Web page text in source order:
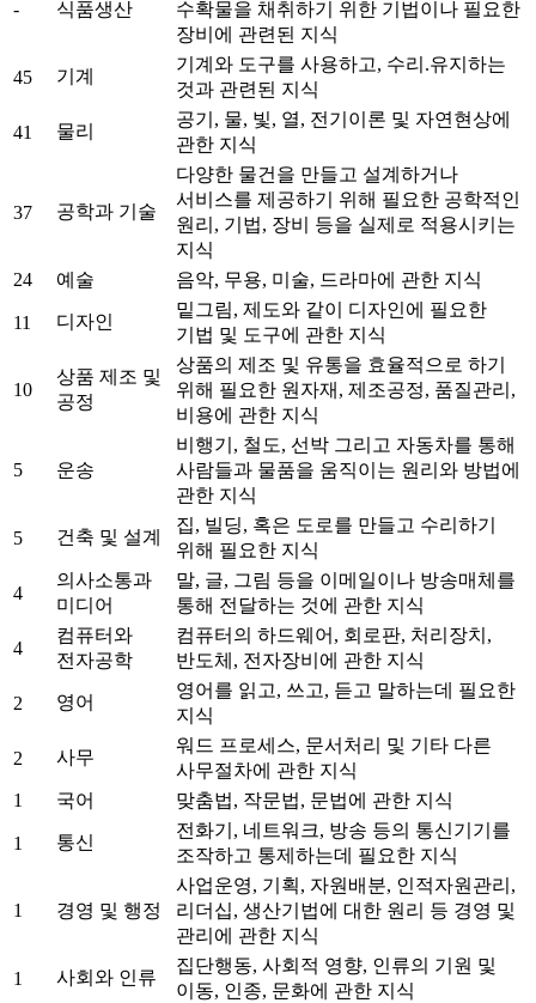
- 식품생산
수확물을 채취하기 위한 기법이나 필요한
장비에 관련된 지식
45 기계
기계와 도구를 사용하고, 수리.유지하는
것과 관련된 지식
41 물리
공기, 물, 빛, 열, 전기이론 및 자연현상에
관한 지식
37 공학과 기술
다양한 물건을 만들고 설계하거나
서비스를 제공하기 위해 필요한 공학적인
원리, 기법, 장비 등을 실제로 적용시키는
지식
24
예술 음악, 무용, 미술, 드라마에 관한 지식
11 디자인
밑그림, 제도와 같이 디자인에 필요한
기법 및 도구에 관한 지식
10
상품 제조 및
공정
상품의 제조 및 유통을 효율적으로 하기
위해 필요한 원자재, 제조공정, 품질관리,
비용에 관한 지식
5 운송
비행기, 철도, 선박 그리고 자동차를 통해
사람들과 물품을 움직이는 원리와 방법에
관한 지식
5 건축 및 설계
집, 빌딩, 혹은 도로를 만들고 수리하기
위해 필요한 지식
4
의사소통과
미디어
말, 글, 그림 등을 이메일이나 방송매체를
통해 전달하는 것에 관한 지식
4
컴퓨터와
전자공학
컴퓨터의 하드웨어, 회로판, 처리장치,
반도체, 전자장비에 관한 지식
2 영어
영어를 읽고, 쓰고, 듣고 말하는데 필요한
지식
2 사무
워드 프로세스, 문서처리 및 기타 다른
사무절차에 관한 지식
1
국어 맞춤법, 작문법, 문법에 관한 지식
1 통신
전화기, 네트워크, 방송 등의 통신기기를
조작하고 통제하는데 필요한 지식
1 경영 및 행정
사업운영, 기획, 자원배분, 인적자원관리,
리더십, 생산기법에 대한 원리 등 경영 및
관리에 관한 지식
1 사회와 인류
집단행동, 사회적 영향, 인류의 기원 및
이동, 인종, 문화에 관한 지식